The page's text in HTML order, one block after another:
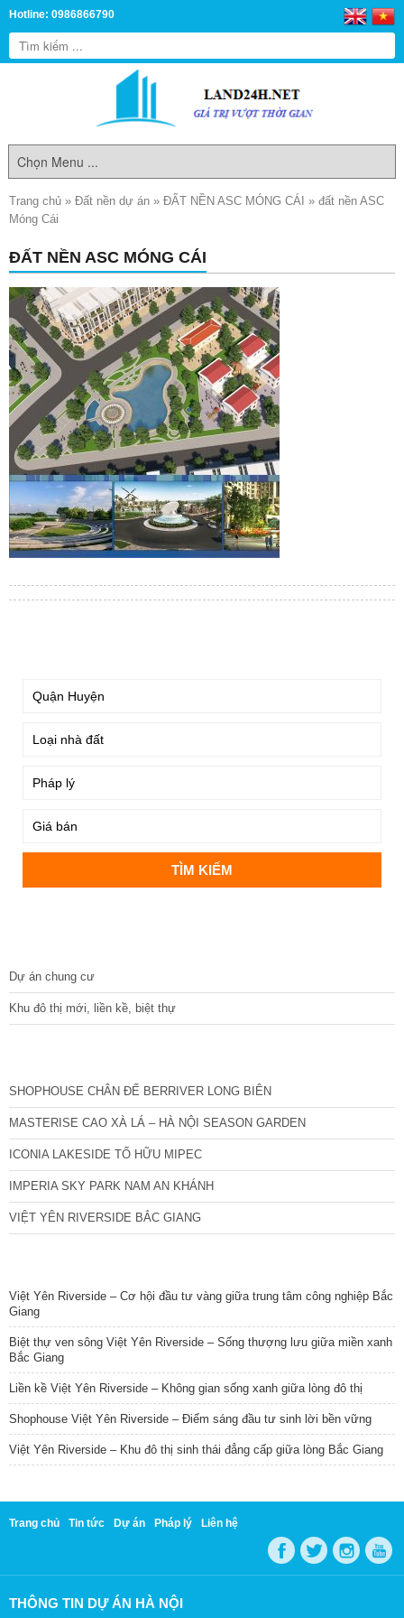
Hotline: 0986866790
Trang chủ » Đất nền dự án » ĐẤT NỀN ASC MÓNG CÁI » đất nền ASC
Móng Cái
ĐẤT NỀN ASC MÓNG CÁI
Dự án chung cư
Khu đô thị mới, liền kề, biệt thự
SHOPHOUSE CHÂN ĐẾ BERRIVER LONG BIÊN
MASTERISE CAO XÀ LÁ – HÀ NỘI SEASON GARDEN
ICONIA LAKESIDE TỐ HỮU MIPEC
IMPERIA SKY PARK NAM AN KHÁNH
VIỆT YÊN RIVERSIDE BẮC GIANG
Việt Yên Riverside – Cơ hội đầu tư vàng giữa trung tâm công nghiệp Bắc
Giang
Biệt thự ven sông Việt Yên Riverside – Sống thượng lưu giữa miền xanh
Bắc Giang
Liền kề Việt Yên Riverside – Không gian sống xanh giữa lòng đô thị
Shophouse Việt Yên Riverside – Điểm sáng đầu tư sinh lời bền vững
Việt Yên Riverside – Khu đô thị sinh thái đẳng cấp giữa lòng Bắc Giang
Trang chủ Tin tức Dự án Pháp lý Liên hệ
THÔNG TIN DỰ ÁN HÀ NỘI